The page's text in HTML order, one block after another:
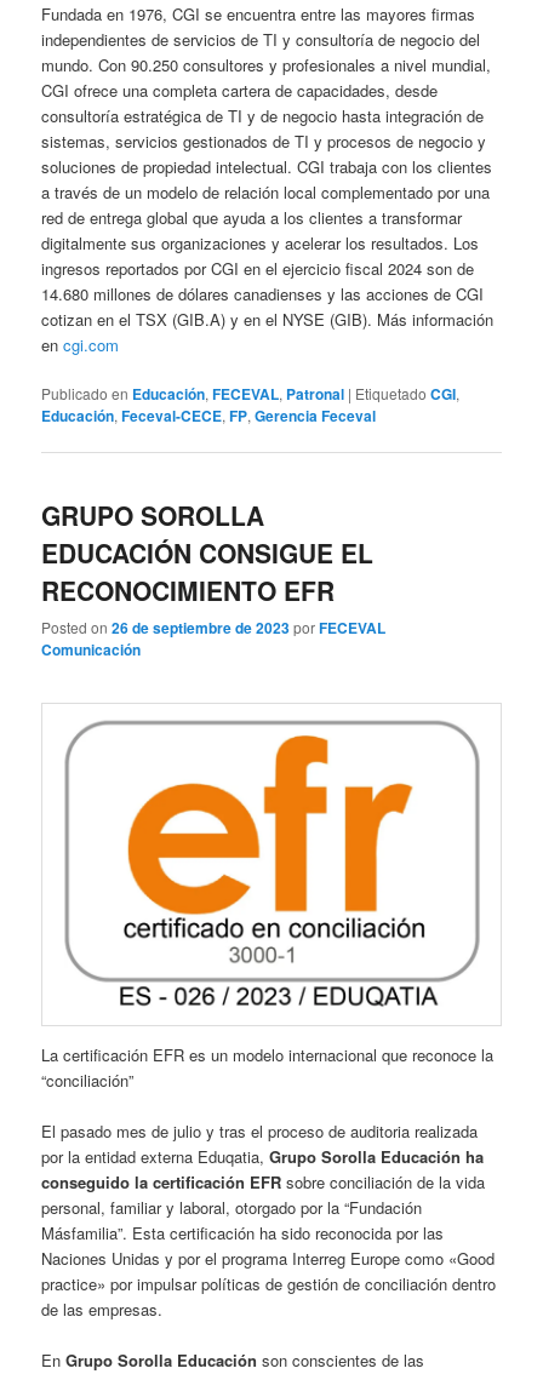
Fundada en 1976, CGI se encuentra entre las mayores firmas
independientes de servicios de TI y consultoría de negocio del
mundo. Con 90.250 consultores y profesionales a nivel mundial,
CGI ofrece una completa cartera de capacidades, desde
consultoría estratégica de TI y de negocio hasta integración de
sistemas, servicios gestionados de TI y procesos de negocio y
soluciones de propiedad intelectual. CGI trabaja con los clientes
a través de un modelo de relación local complementado por una
red de entrega global que ayuda a los clientes a transformar
digitalmente sus organizaciones y acelerar los resultados. Los
ingresos reportados por CGI en el ejercicio fiscal 2024 son de
14.680 millones de dólares canadienses y las acciones de CGI
cotizan en el TSX (GIB.A) y en el NYSE (GIB). Más información
encgi.com
Publicado en Educación,FECEVAL, Patronal | Etiquetado CGI,
Educación,Feceval-CECE,FP,Gerencia Feceval
GRUPO SOROLLA
EDUCACIÓN CONSIGUE EL
RECONOCIMIENTO EFR
Posted on26 de septiembre de 2023porFECEVAL
Comunicación
La certificación EFR es un modelo internacional que reconoce la
“conciliación”
El pasado mes de julio y tras el proceso de auditoria realizada
por la entidad externa Eduqatia,Grupo Sorolla Educaciónha
conseguidola certificación EFR sobre conciliación de la vida
personal, familiar y laboral, otorgado por la “Fundación
Másfamilia”. Esta certificación ha sido reconocida por las
Naciones Unidas y por el programa Interreg Europe como «Good
practice» por impulsar políticas de gestión de conciliación dentro
de las empresas.
EnGrupo Sorolla Educación son conscientes de las